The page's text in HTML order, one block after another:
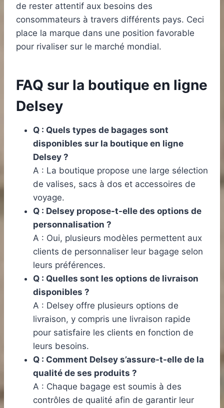
de rester attentif aux besoins des
consommateurs à travers différents pays. Ceci
place la marque dans une position favorable
pour rivaliser sur le marché mondial.
FAQ sur la boutique en ligne
Delsey
Q : Quels types de bagages sont
disponibles sur la boutique en ligne
Delsey ?
A : La boutique propose une large sélection
de valises, sacs à dos et accessoires de
voyage.
Q : Delsey propose-t-elle des options de
personnalisation ?
A : Oui, plusieurs modèles permettent aux
clients de personnaliser leur bagage selon
leurs préférences.
Q : Quelles sont les options de livraison
disponibles ?
A : Delsey offre plusieurs options de
livraison, y compris une livraison rapide
pour satisfaire les clients en fonction de
leurs besoins.
Q : Comment Delsey s’assure-t-elle de la
qualité de ses produits ?
A : Chaque bagage est soumis à des
contrôles de qualité afin de garantir leur